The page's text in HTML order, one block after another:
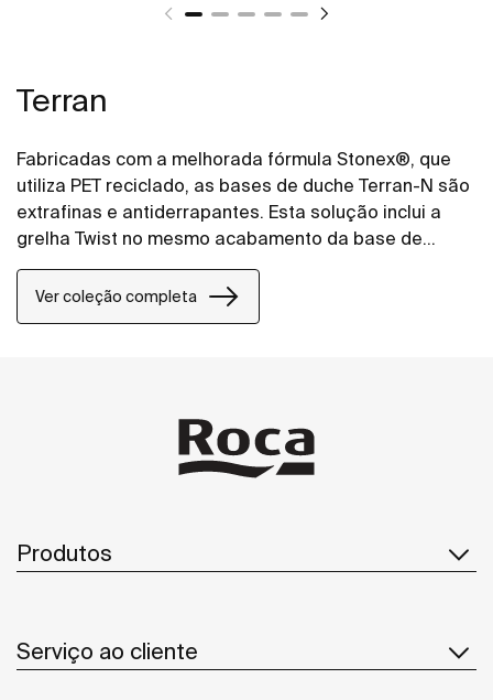
Terran
Fabricadas com a melhorada fórmula Stonex®, que
utiliza PET reciclado, as bases de duche Terran-N são
extrafinas e antiderrapantes. Esta solução inclui a
grelha Twist no mesmo acabamento da base de
duche, mas o design pode ser alterado adicionando
uma grelha Mosaico ou Tijolo.
Ver coleção completa
Produtos
Serviço ao cliente